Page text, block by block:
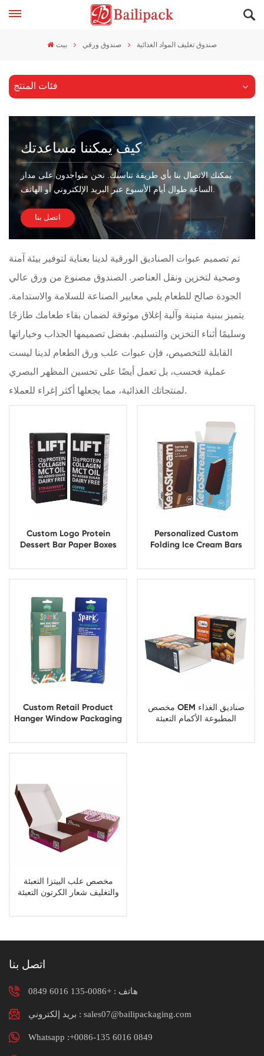
بيت صندوق ورقي صندوق تغليف المواد الغذائية
فئات المنتج
كيف يمكننا مساعدتك
يمكنك الاتصال بنا بأي طريقة تناسبك. نحن متواجدون على مدار
الساعة طوال أيام الأسبوع عبر البريد الإلكتروني أو الهاتف.
اتصل بنا
تم تصميم عبوات الصناديق الورقية لدينا بعناية لتوفير بيئة آمنة
وصحية لتخزين ونقل العناصر. الصندوق مصنوع من ورق عالي
الجودة صالح للطعام يلبي معايير الصناعة للسلامة والاستدامة.
يتميز ببنية متينة وآلية إغلاق موثوقة لضمان بقاء طعامك طازجًا
وسليمًا أثناء التخزين والتسليم. بفضل تصميمها الجذاب وخياراتها
القابلة للتخصيص، فإن عبوات علب ورق الطعام لدينا ليست
عملية فحسب، بل تعمل أيضًا على تحسين المظهر البصري
لمنتجاتك الغذائية، مما يجعلها أكثر إغراء للعملاء.
Custom Logo Protein
Dessert Bar Paper Boxes
Personalized Custom
Folding Ice Cream Bars
Custom Retail Product
Hanger Window Packaging
مخصص OEM صناديق الغذاء
المطبوعة الأكمام التعبئة
مخصص علب البيتزا التعبئة
والتغليف شعار الكرتون التعبئة
اتصل بنا
هاتف : +0086-135 6016 0849
بريد إلكتروني : sales07@bailipackaging.com
Whatsapp :+0086-135 6016 0849